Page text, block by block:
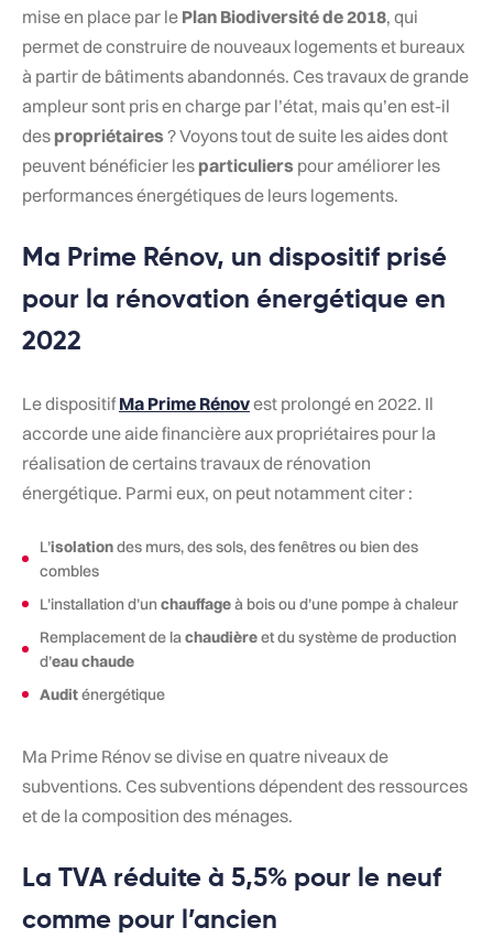
mise en place par le Plan Biodiversité de 2018, qui
permet de construire de nouveaux logements et bureaux
à partir de bâtiments abandonnés. Ces travaux de grande
ampleur sont pris en charge par l’état, mais qu’en est-il
despropriétaires? Voyons tout de suite les aides dont
peuvent bénéficier lesparticuliers pour améliorer les
performances énergétiques de leurs logements.
Ma Prime Rénov, un dispositif prisé
pour la rénovation énergétique en
2022
Le dispositifMa Prime Rénovest prolongé en 2022. Il
accorde une aide financière aux propriétaires pour la
réalisation de certains travaux de rénovation
énergétique. Parmi eux, on peut notamment citer :
L’isolationdes murs, des sols, des fenêtres ou bien des
combles
L’installation d’unchauffageà bois ou d’une pompe à chaleur
Remplacement de lachaudièreet du système de production
d’eau chaude
Auditénergétique
Ma Prime Rénov se divise en quatre niveaux de
subventions. Ces subventions dépendent des ressources
et de la composition des ménages.
La TVA réduite à 5,5% pour le neuf
comme pour l’ancien